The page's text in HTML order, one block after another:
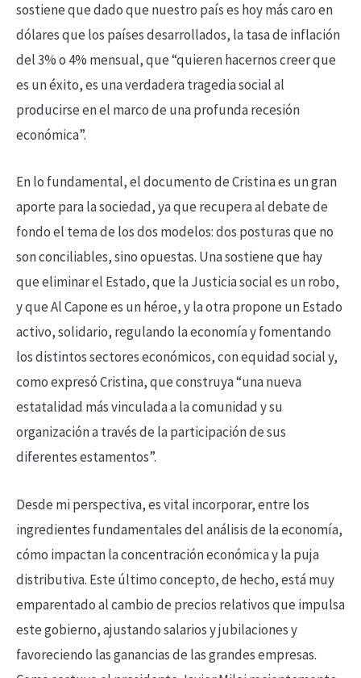
sostiene que dado que nuestro país es hoy más caro en
dólares que los países desarrollados, la tasa de inflación
del 3% o 4% mensual, que “quieren hacernos creer que
es un éxito, es una verdadera tragedia social al
producirse en el marco de una profunda recesión
económica”.
En lo fundamental, el documento de Cristina es un gran
aporte para la sociedad, ya que recupera al debate de
fondo el tema de los dos modelos: dos posturas que no
son conciliables, sino opuestas. Una sostiene que hay
que eliminar el Estado, que la Justicia social es un robo,
y que Al Capone es un héroe, y la otra propone un Estado
activo, solidario, regulando la economía y fomentando
los distintos sectores económicos, con equidad social y,
como expresó Cristina, que construya “una nueva
estatalidad más vinculada a la comunidad y su
organización a través de la participación de sus
diferentes estamentos”.
Desde mi perspectiva, es vital incorporar, entre los
ingredientes fundamentales del análisis de la economía,
cómo impactan la concentración económica y la puja
distributiva. Este último concepto, de hecho, está muy
emparentado al cambio de precios relativos que impulsa
este gobierno, ajustando salarios y jubilaciones y
favoreciendo las ganancias de las grandes empresas.